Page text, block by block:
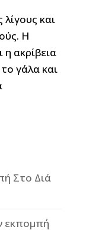
και
Η
η ακρίβεια
γάλα και
Στο Διά
εκπομπή